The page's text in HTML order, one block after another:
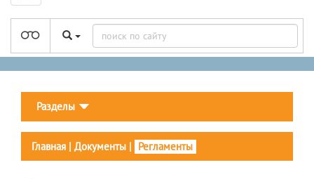
Разделы
Главная | Документы | Регламенты